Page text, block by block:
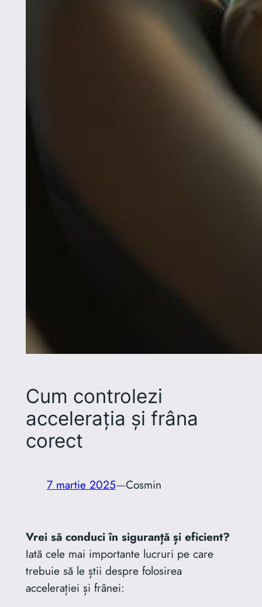
Cum controlezi
accelerația și frâna
corect
7 martie 2025—Cosmin
Vrei să conduci în siguranță și eficient?
Iată cele mai importante lucruri pe care
trebuie să le știi despre folosirea
accelerației și frânei: